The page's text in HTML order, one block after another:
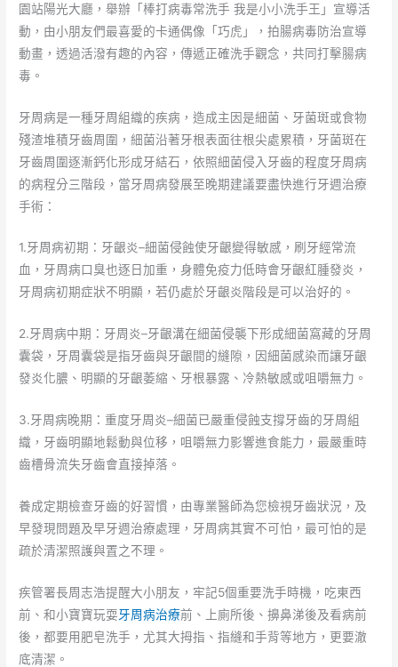
園站陽光大廳，舉辦「棒打病毒常洗手 我是小小洗手王」宣導活
動，由小朋友們最喜愛的卡通偶像「巧虎」，拍腸病毒防治宣導
動畫，透過活潑有趣的內容，傳遞正確洗手觀念，共同打擊腸病
毒。
牙周病是一種牙周組織的疾病，造成主因是細菌、牙菌斑或食物
殘渣堆積牙齒周圍，細菌沿著牙根表面往根尖處累積，牙菌斑在
牙齒周圍逐漸鈣化形成牙結石，依照細菌侵入牙齒的程度牙周病
的病程分三階段，當牙周病發展至晚期建議要盡快進行牙週治療
手術：
1.牙周病初期：牙齦炎–細菌侵蝕使牙齦變得敏感，刷牙經常流
血，牙周病口臭也逐日加重，身體免疫力低時會牙齦紅腫發炎，
牙周病初期症狀不明顯，若仍處於牙齦炎階段是可以治好的。
2.牙周病中期：牙周炎–牙齦溝在細菌侵襲下形成細菌窩藏的牙周
囊袋，牙周囊袋是指牙齒與牙齦間的縫隙，因細菌感染而讓牙齦
發炎化膿、明顯的牙齦萎縮、牙根暴露、冷熱敏感或咀嚼無力。
3.牙周病晚期：重度牙周炎–細菌已嚴重侵蝕支撐牙齒的牙周組
織，牙齒明顯地鬆動與位移，咀嚼無力影響進食能力，最嚴重時
齒槽骨流失牙齒會直接掉落。
養成定期檢查牙齒的好習慣，由專業醫師為您檢視牙齒狀況，及
早發現問題及早牙週治療處理，牙周病其實不可怕，最可怕的是
疏於清潔照護與置之不理。
疾管署長周志浩提醒大小朋友，牢記5個重要洗手時機，吃東西
前、和小寶寶玩耍牙周病治療前、上廁所後、擤鼻涕後及看病前
後，都要用肥皂洗手，尤其大拇指、指縫和手背等地方，更要澈
底清潔。